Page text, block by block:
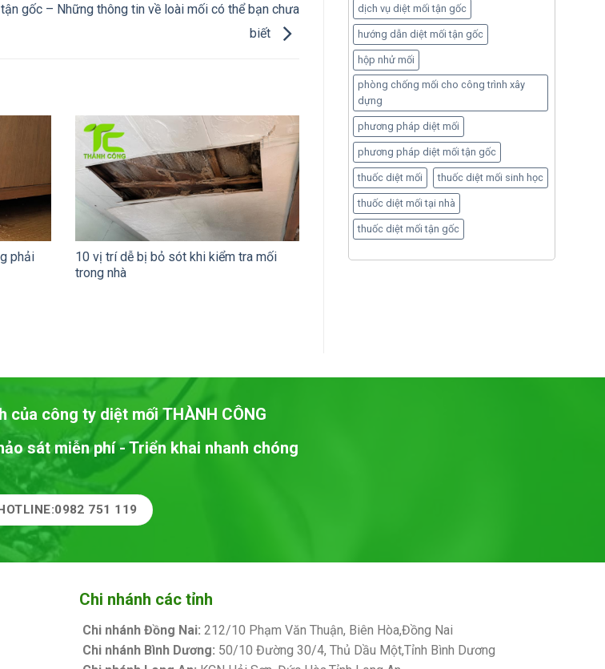
gốc – Những thông tin về loài mối có thể bạn chưa
biết
phải
10 vị trí dễ bị bỏ sót khi kiểm tra mối
trong nhà
dịch vụ diệt mối tận gốc
hướng dẫn diệt mối tận gốc
hộp nhử mối
phòng chống mối cho công trình xây
dựng
phương pháp diệt mối
phương pháp diệt mối tận gốc
thuốc diệt mối thuốc diệt mối sinh học
thuốc diệt mối tại nhà
thuốc diệt mối tận gốc
của công ty diệt mốiTHÀNH CÔNG
sát miễn phí - Triển khai nhanh chóng
HOTLINE:0982 751 119
Chi nhánh các tỉnh
Chi nhánh Đồng Nai: 212/10 Phạm Văn Thuận, Biên Hòa,Đồng Nai
Chi nhánh Bình Dương: 50/10 Đường 30/4, Thủ Dầu Một,Tỉnh Bình Dương